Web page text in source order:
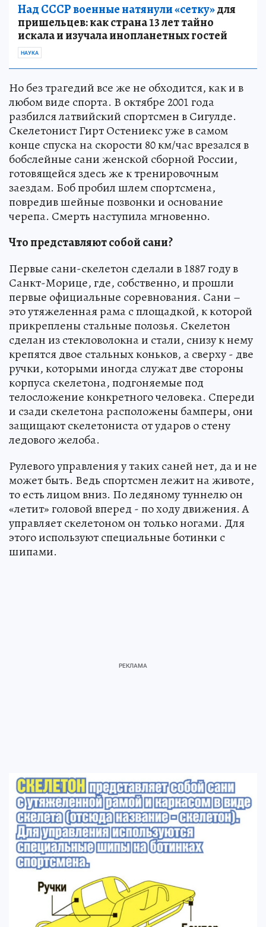
Над СССР военные натянули «сетку»для
пришельцев: как страна 13 лет тайно
искала и изучала инопланетных гостей
НАУКА
Но без трагедий все же не обходится, как и в
любом виде спорта. В октябре 2001 года
разбился латвийский спортсмен в Сигулде.
Скелетонист Гирт Остениекс уже в самом
конце спуска на скорости 80 км/час врезался в
бобслейные сани женской сборной России,
готовящейся здесь же к тренировочным
заездам. Боб пробил шлем спортсмена,
повредив шейные позвонки и основание
черепа. Смерть наступила мгновенно.
Что представляют собой сани?
Первые сани-скелетон сделали в 1887 году в
Санкт-Морице, где, собственно, и прошли
первые официальные соревнования. Сани –
это утяжеленная рама с площадкой, к которой
прикреплены стальные полозья. Скелетон
сделан из стекловолокна и стали, снизу к нему
крепятся двое стальных коньков, а сверху - две
ручки, которыми иногда служат две стороны
корпуса скелетона, подгоняемые под
телосложение конкретного человека. Спереди
и сзади скелетона расположены бамперы, они
защищают скелетониста от ударов о стену
ледового желоба.
Рулевого управления у таких саней нет, да и не
может быть. Ведь спортсмен лежит на животе,
то есть лицом вниз. По ледяному туннелю он
«летит» головой вперед - по ходу движения. А
управляет скелетоном он только ногами. Для
этого используют специальные ботинки с
шипами.